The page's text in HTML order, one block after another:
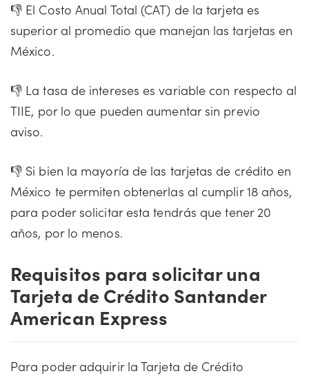
👎 El Costo Anual Total (CAT) de la tarjeta es
superior al promedio que manejan las tarjetas en
México.
👎 La tasa de intereses es variable con respecto al
TIIE, por lo que pueden aumentar sin previo
aviso.
👎 Si bien la mayoría de las tarjetas de crédito en
México te permiten obtenerlas al cumplir 18 años,
para poder solicitar esta tendrás que tener 20
años, por lo menos.
Requisitos para solicitar una
Tarjeta de Crédito Santander
American Express
Para poder adquirir la Tarjeta de Crédito